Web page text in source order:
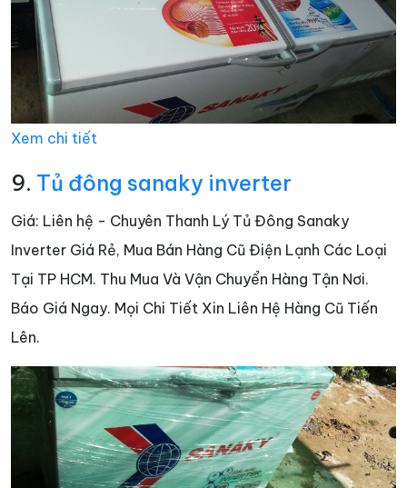
Xem chi tiết
9. Tủ đông sanaky inverter
Giá: Liên hệ - Chuyên Thanh Lý Tủ Đông Sanaky
Inverter Giá Rẻ, Mua Bán Hàng Cũ Điện Lạnh Các Loại
Tại TP HCM. Thu Mua Và Vận Chuyển Hàng Tận Nơi.
Báo Giá Ngay. Mọi Chi Tiết Xin Liên Hệ Hàng Cũ Tiến
Lên.